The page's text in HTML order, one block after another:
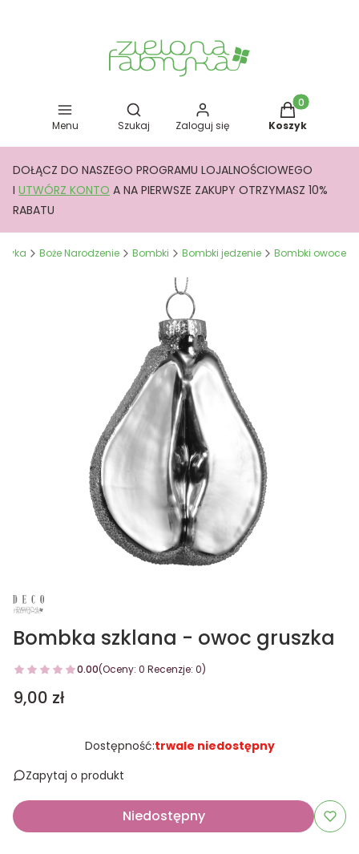
Menu
Otwórz wyszukiwarkę
Szukaj Zaloguj się
Produkty w
Koszyk
DOŁĄCZ DO NASZEGO PROGRAMU LOJALNOŚCIOWEGO
I UTWÓRZ KONTO A NA PIERWSZE ZAKUPY OTRZYMASZ 10%
RABATU
Boże Narodzenie Bombki Bombki jedzenie Bombki owoce
Bombka szklana - owoc gruszka
0.00(Oceny: 0 Recenzje: 0)
Cena
9,00 zł
Dostępność:trwale niedostępny
Zapytaj o produkt
Niedostępny